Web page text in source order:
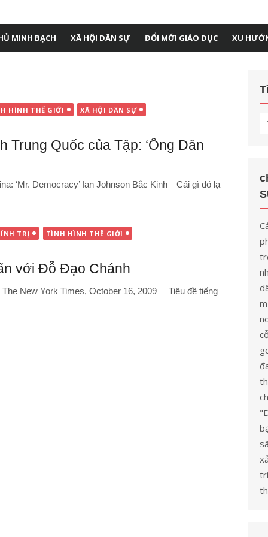
MINH BẠCH XÃ HỘI DÂN SỰ ĐỔI MỚI GIÁO DỤC XU
HÌNH THẾ GIỚI XÃ HỘI DÂN SỰ
Trung Quốc của Tập: ‘Ông Dân
‘Mr. Democracy’ Ian Johnson Bắc Kinh—Cái gì đó lạ
TRỊ TÌNH HÌNH THẾ GIỚI
với Đỗ Đạo Chánh
New York Times, October 16, 2009 Tiêu đề tiếng